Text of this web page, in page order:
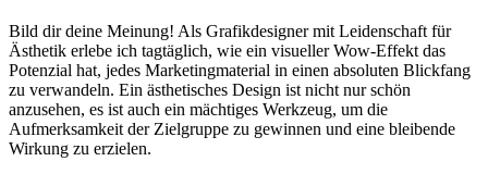
Bild dir deine Meinung! Als‌ Grafikdesigner mit Leidenschaft für
Ästhetik erlebe ich tagtäglich, wie ein ‍visueller Wow-Effekt das
Potenzial hat, jedes Marketingmaterial in ⁣einen absoluten Blickfang
zu⁣ verwandeln. Ein ästhetisches Design ist nicht nur​ schön
anzusehen, es ist auch ein mächtiges Werkzeug, um die
‍Aufmerksamkeit der⁣ Zielgruppe zu gewinnen und⁣ eine bleibende
Wirkung‌ zu erzielen.